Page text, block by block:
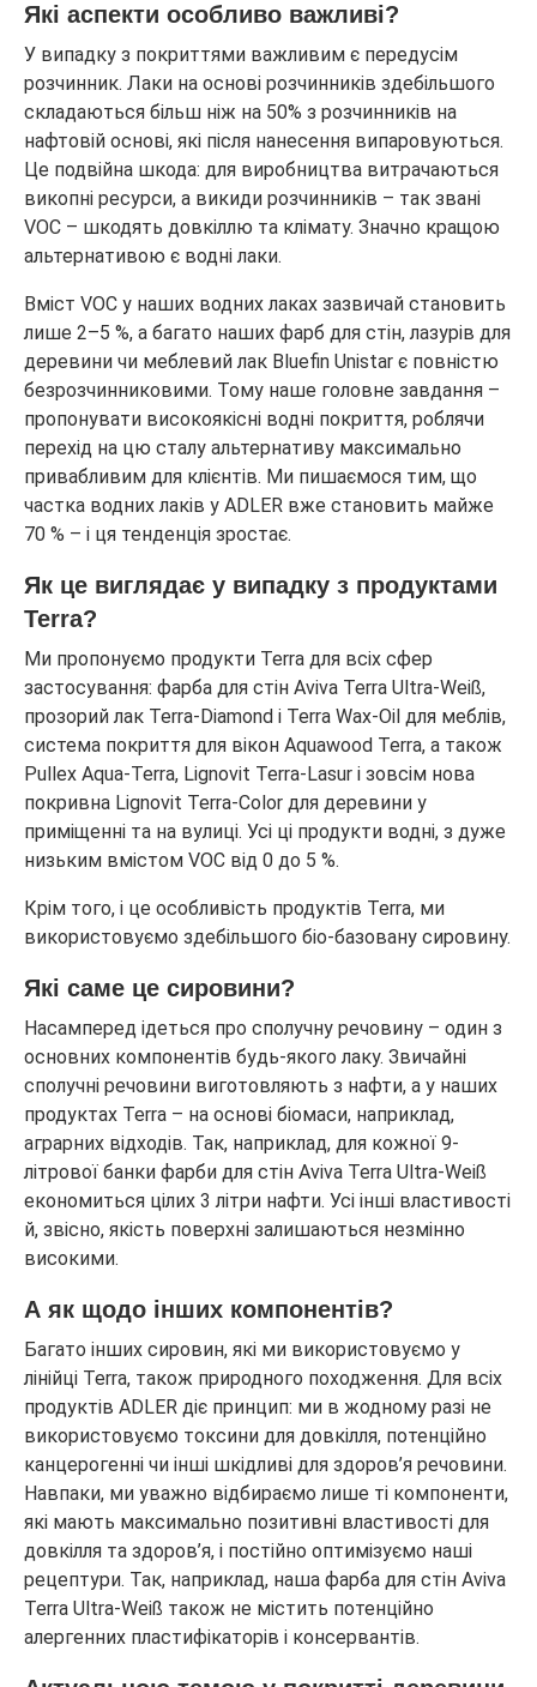
Які аспекти особливо важливі?
У випадку з покриттями важливим є передусім
розчинник. Лаки на основі розчинників здебільшого
складаються більш ніж на 50% з розчинників на
нафтовій основі, які після нанесення випаровуються.
Це подвійна шкода: для виробництва витрачаються
викопні ресурси, а викиди розчинників – так звані
VOC – шкодять довкіллю та клімату. Значно кращою
альтернативою є водні лаки.
Вміст VOC у наших водних лаках зазвичай становить
лише 2–5 %, а багато наших фарб для стін, лазурів для
деревини чи меблевий лак Bluefin Unistar є повністю
безрозчинниковими. Тому наше головне завдання –
пропонувати високоякісні водні покриття, роблячи
перехід на цю сталу альтернативу максимально
привабливим для клієнтів. Ми пишаємося тим, що
частка водних лаків у ADLER вже становить майже
70 % – і ця тенденція зростає.
Як це виглядає у випадку з продуктами
Terra?
Ми пропонуємо продукти Terra для всіх сфер
застосування: фарба для стін Aviva Terra Ultra-Weiß,
прозорий лак Terra-Diamond і Terra Wax-Oil для меблів,
система покриття для вікон Aquawood Terra, а також
Pullex Aqua-Terra, Lignovit Terra-Lasur і зовсім нова
покривна Lignovit Terra-Color для деревини у
приміщенні та на вулиці. Усі ці продукти водні, з дуже
низьким вмістом VOC від 0 до 5 %.
Крім того, і це особливість продуктів Terra, ми
використовуємо здебільшого біо-базовану сировину.
Які саме це сировини?
Насамперед ідеться про сполучну речовину – один з
основних компонентів будь-якого лаку. Звичайні
сполучні речовини виготовляють з нафти, а у наших
продуктах Terra – на основі біомаси, наприклад,
аграрних відходів. Так, наприклад, для кожної 9-
літрової банки фарби для стін Aviva Terra Ultra-Weiß
економиться цілих 3 літри нафти. Усі інші властивості
й, звісно, якість поверхні залишаються незмінно
високими.
А як щодо інших компонентів?
Багато інших сировин, які ми використовуємо у
лінійці Terra, також природного походження. Для всіх
продуктів ADLER діє принцип: ми в жодному разі не
використовуємо токсини для довкілля, потенційно
канцерогенні чи інші шкідливі для здоров’я речовини.
Навпаки, ми уважно відбираємо лише ті компоненти,
які мають максимально позитивні властивості для
довкілля та здоров’я, і постійно оптимізуємо наші
рецептури. Так, наприклад, наша фарба для стін Aviva
Terra Ultra-Weiß також не містить потенційно
алергенних пластифікаторів і консервантів.